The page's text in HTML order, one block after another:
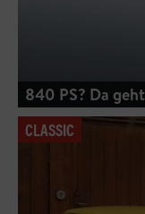
840 PS? Da
CLASSIC